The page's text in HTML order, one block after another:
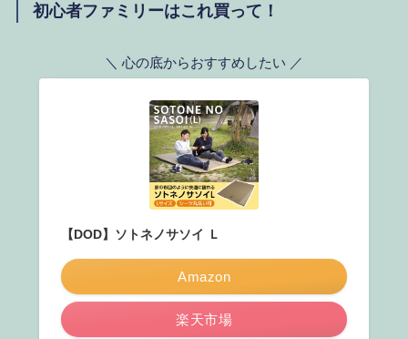
初心者ファミリーはこれ買って！
＼ 心の底からおすすめしたい ／
【DOD】ソトネノサソイ Ｌ
Amazon
楽天市場